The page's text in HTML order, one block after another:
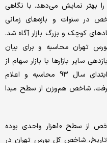
بهتر نمایش می‌دهد. با نگاهی
در سنوات و بازه‌‌‌های زمانی
کوچک و بزرگ بازار آگاه شد.
تهران محاسبه و برای بیان
سایر بازارها با بازار سهام از
این شاخص استفاده می‌شود. اما از ابتدای سال ‌‌‌93 محاسبه و اعلام
شاخص هم‌‌‌‌‌‌‌‌‌‌‌‌‌‌‌‌‌‌‌‌‌وزن از سطح مبدا
در واقع مبنای شروع محاسبه این شاخص از سطح 10‌‌‌‌هزار واحدی بوده‌‌‌
شاخص‌‌‌ کل بورس تهران در